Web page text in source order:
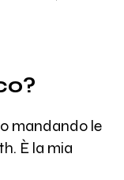
mandando le
È la mia